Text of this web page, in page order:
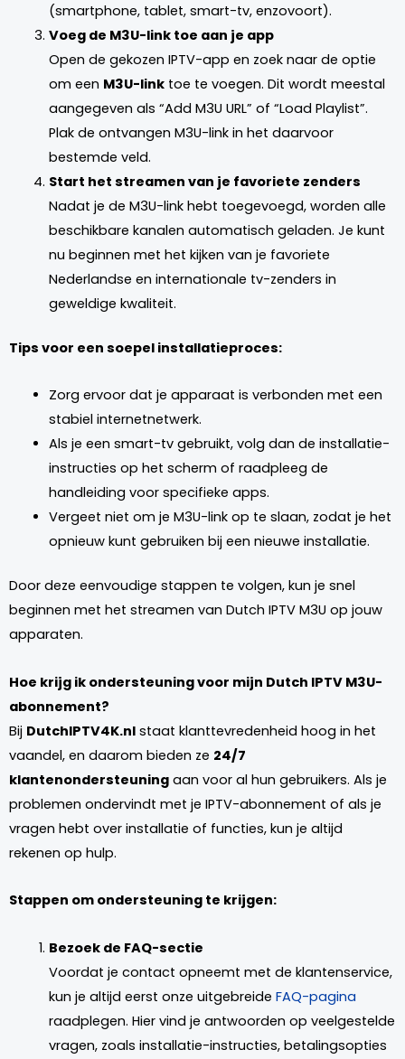
(smartphone, tablet, smart-tv, enzovoort).
Voeg de M3U-link toe aan je app
Open de gekozen IPTV-app en zoek naar de optie
om een M3U-linktoe te voegen. Dit wordt meestal
aangegeven als “Add M3U URL” of “Load Playlist”.
Plak de ontvangen M3U-link in het daarvoor
bestemde veld.
Start het streamen van je favoriete zenders
Nadat je de M3U-link hebt toegevoegd, worden alle
beschikbare kanalen automatisch geladen. Je kunt
nu beginnen met het kijken van je favoriete
Nederlandse en internationale tv-zenders in
geweldige kwaliteit.
Tips voor een soepel installatieproces:
Zorg ervoor dat je apparaat is verbonden met een
stabiel internetnetwerk.
Als je een smart-tv gebruikt, volg dan de installatie-
instructies op het scherm of raadpleeg de
handleiding voor specifieke apps.
Vergeet niet om je M3U-link op te slaan, zodat je het
opnieuw kunt gebruiken bij een nieuwe installatie.
Door deze eenvoudige stappen te volgen, kun je snel
beginnen met het streamen van Dutch IPTV M3U op jouw
apparaten.
Hoe krijg ik ondersteuning voor mijn Dutch IPTV M3U-
abonnement?
Bij DutchIPTV4K.nl staat klanttevredenheid hoog in het
vaandel, en daarom bieden ze 24/7
klantenondersteuning aan voor al hun gebruikers. Als je
problemen ondervindt met je IPTV-abonnement of als je
vragen hebt over installatie of functies, kun je altijd
rekenen op hulp.
Stappen om ondersteuning te krijgen:
Bezoek de FAQ-sectie
Voordat je contact opneemt met de klantenservice,
kun je altijd eerst onze uitgebreide FAQ-pagina
raadplegen. Hier vind je antwoorden op veelgestelde
vragen, zoals installatie-instructies, betalingsopties